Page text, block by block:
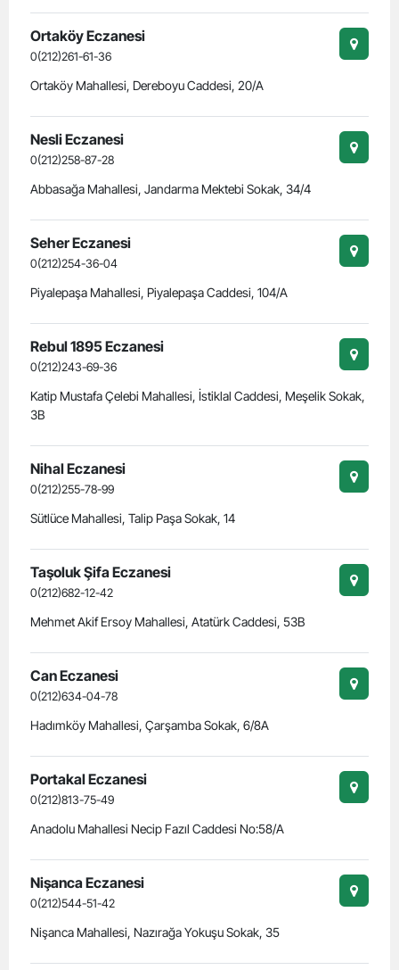
Ortaköy Eczanesi
0(212)261-61-36
Ortaköy Mahallesi, Dereboyu Caddesi, 20/A
Nesli Eczanesi
0(212)258-87-28
Abbasağa Mahallesi, Jandarma Mektebi Sokak, 34/4
Seher Eczanesi
0(212)254-36-04
Piyalepaşa Mahallesi, Piyalepaşa Caddesi, 104/A
Rebul 1895 Eczanesi
0(212)243-69-36
Katip Mustafa Çelebi Mahallesi, İstiklal Caddesi, Meşelik Sokak,
3B
Nihal Eczanesi
0(212)255-78-99
Sütlüce Mahallesi, Talip Paşa Sokak, 14
Taşoluk Şifa Eczanesi
0(212)682-12-42
Mehmet Akif Ersoy Mahallesi, Atatürk Caddesi, 53B
Can Eczanesi
0(212)634-04-78
Hadımköy Mahallesi, Çarşamba Sokak, 6/8A
Portakal Eczanesi
0(212)813-75-49
Anadolu Mahallesi Necip Fazıl Caddesi No:58/A
Nişanca Eczanesi
0(212)544-51-42
Nişanca Mahallesi, Nazırağa Yokuşu Sokak, 35